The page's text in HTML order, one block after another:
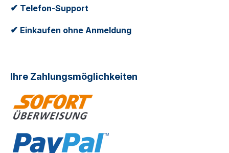
✔ Telefon-Support
✔ Einkaufen ohne Anmeldung
Ihre Zahlungsmöglichkeiten